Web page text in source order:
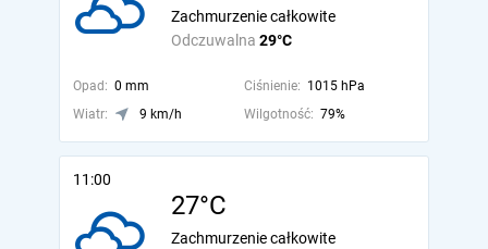
Odczuwalna 29°C
Zachmurzenie całkowite
Opad: 0 mm Ciśnienie: 1015 hPa
Wiatr:
9 km/h Wilgotność: 79%
11:00
27°C
Zachmurzenie całkowite